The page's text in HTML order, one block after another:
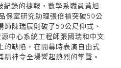
紀錄的捷報，數學系職員黃旭
保室研究助理張倍禎突破50公
師陳瑞辰則破了50公尺仰式、
中心系統工程師張國瑞和中文
的缺陷，在開幕時表演自由式
神令全場響起熱烈的掌聲。